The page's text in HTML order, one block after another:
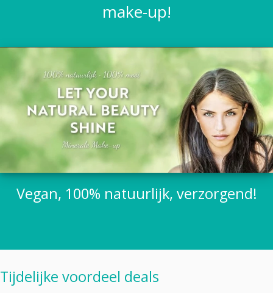
make-up!
Vegan, 100% natuurlijk, verzorgend!
Tijdelijke voordeel deals